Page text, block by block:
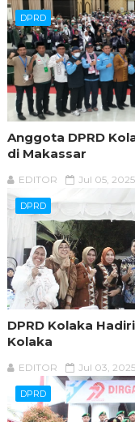
DPRD
Anggota DPRD
di Makassar
EDITOR Jul 05, 2025
DPRD
DPRD Kolaka
Kolaka
EDITOR Jul 03, 2025
DPRD